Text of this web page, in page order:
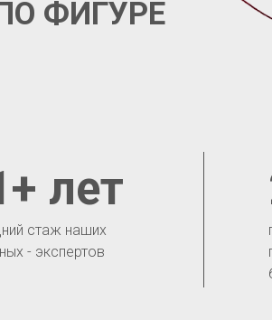
ФИГУРЕ
стаж наших
- экспертов
лет